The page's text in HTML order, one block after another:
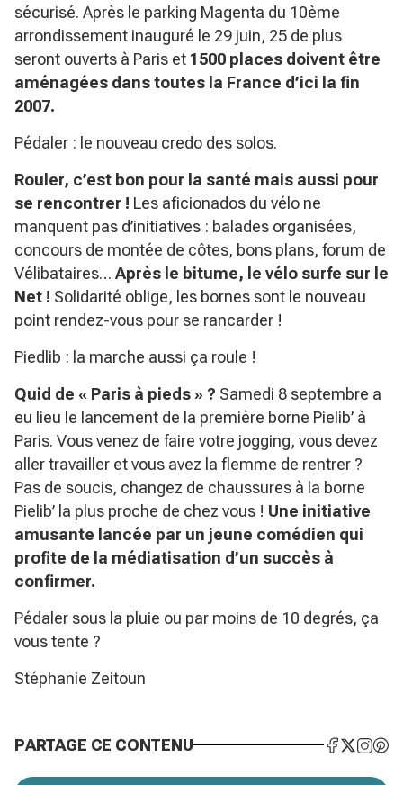
sécurisé. Après le parking Magenta du 10ème
arrondissement inauguré le 29 juin, 25 de plus
seront ouverts à Paris et 1500 places doivent être
aménagées dans toutes la France d’ici la fin
2007.
Pédaler : le nouveau credo des solos.
Rouler, c’est bon pour la santé mais aussi pour
se rencontrer ! Les aficionados du vélo ne
manquent pas d’initiatives : balades organisées,
concours de montée de côtes, bons plans, forum de
Vélibataires… Après le bitume, le vélo surfe sur le
Net ! Solidarité oblige, les bornes sont le nouveau
point rendez-vous pour se rancarder !
Piedlib : la marche aussi ça roule !
Quid de « Paris à pieds » ? Samedi 8 septembre a
eu lieu le lancement de la première borne Pielib’ à
Paris. Vous venez de faire votre jogging, vous devez
aller travailler et vous avez la flemme de rentrer ?
Pas de soucis, changez de chaussures à la borne
Pielib’ la plus proche de chez vous ! Une initiative
amusante lancée par un jeune comédien qui
profite de la médiatisation d’un succès à
confirmer.
Pédaler sous la pluie ou par moins de 10 degrés, ça
vous tente ?
Stéphanie Zeitoun
PARTAGE CE CONTENU